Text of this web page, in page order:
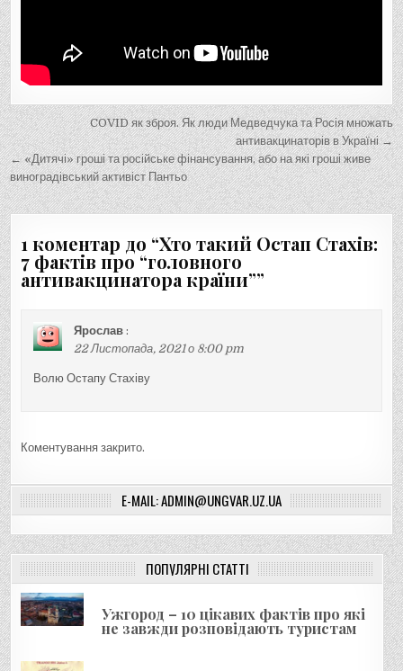
Н
а
в
і
г
а
ц
і
я
з
а
п
и
с
і
в
COVID як зброя. Як люди Медведчука та Росія множать
антивакцинаторів в Україні →
← «Дитячі» гроші та російське фінансування, або на які гроші живе
виноградівський активіст Пантьо
1 коментар до “Хто такий Остап Стахів:
7 фактів про “головного
антивакцинатора країни””
Ярослав :
22 Листопада, 2021 о 8:00 pm
Волю Остапу Стахіву
Коментування закрито.
E-MAIL: ADMIN@UNGVAR.UZ.UA
ПОПУЛЯРНІ СТАТТІ
Ужгород – 10 цікавих фактів про які
не завжди розповідають туристам